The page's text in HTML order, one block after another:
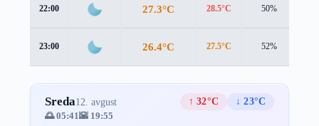
22:00 27.3°C 28.5°C 50%
23:00 26.4°C 27.5°C 52%
Sreda12. avgust ↑ 32°C
↓ 23°C
🌅 05:41🌇 19:55